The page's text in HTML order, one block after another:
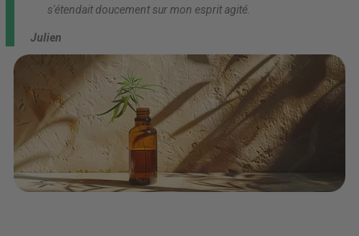
s'étendait doucement sur mon esprit agité.
Julien